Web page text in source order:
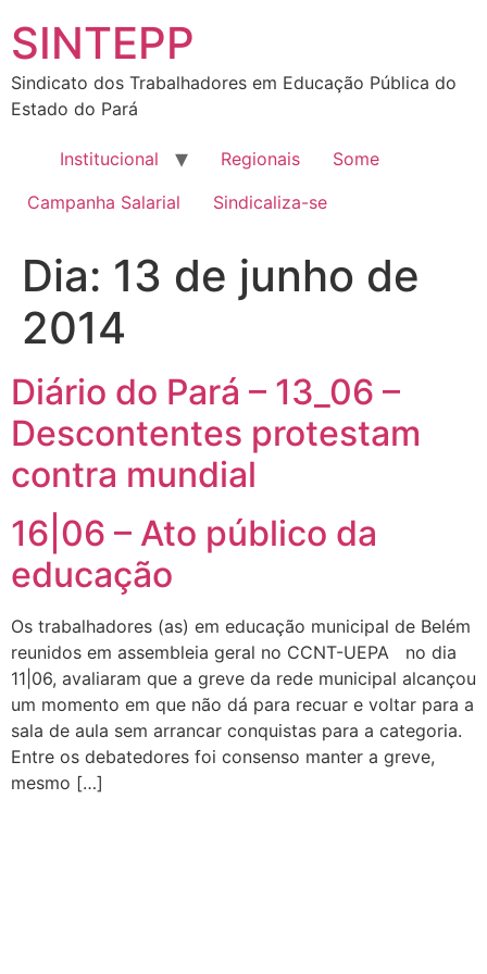
SINTEPP
Sindicato dos Trabalhadores em Educação Pública do
Estado do Pará
Institucional Regionais
Some
Campanha Salarial
Sindicaliza-se
Dia: 13 de junho de
2014
Diário do Pará – 13_06 –
Descontentes protestam
contra mundial
16|06 – Ato público da
educação
Os trabalhadores (as) em educação municipal de Belém
reunidos em assembleia geral no CCNT-UEPA no dia
11|06, avaliaram que a greve da rede municipal alcançou
um momento em que não dá para recuar e voltar para a
sala de aula sem arrancar conquistas para a categoria.
Entre os debatedores foi consenso manter a greve,
mesmo […]